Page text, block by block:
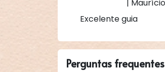
|
Excelente guia
Perguntas frequentes